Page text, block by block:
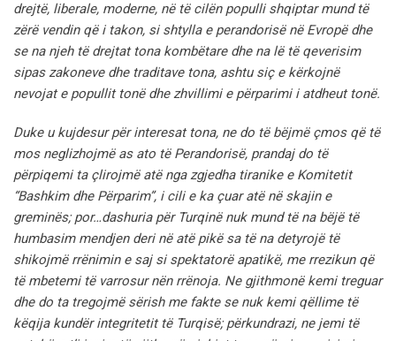
drejtë, liberale, moderne, në të cilën populli shqiptar mund të
zërë vendin që i takon, si shtylla e perandorisë në Evropë dhe
se na njeh të drejtat tona kombëtare dhe na lë të qeverisim
sipas zakoneve dhe traditave tona, ashtu siç e kërkojnë
nevojat e popullit tonë dhe zhvillimi e përparimi i atdheut tonë.
Duke u kujdesur për interesat tona, ne do të bëjmë çmos që të
mos neglizhojmë as ato të Perandorisë, prandaj do të
përpiqemi ta çlirojmë atë nga zgjedha tiranike e Komitetit
“Bashkim dhe Përparim”, i cili e ka çuar atë në skajin e
greminës; por…dashuria për Turqinë nuk mund të na bëjë të
humbasim mendjen deri në atë pikë sa të na detyrojë të
shikojmë rrënimin e saj si spektatorë apatikë, me rrezikun që
të mbetemi të varrosur nën rrënoja. Ne gjithmonë kemi treguar
dhe do ta tregojmë sërish me fakte se nuk kemi qëllime të
këqija kundër integritetit të Turqisë; përkundrazi, ne jemi të